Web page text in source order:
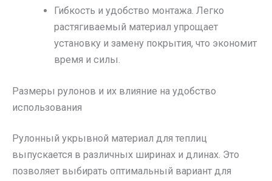
Гибкость и удобство монтажа. Легко
растягиваемый материал упрощает
установку и замену покрытия, что экономит
время и силы.
Размеры рулонов и их влияние на удобство
использования
Рулонный укрывной материал для теплиц
выпускается в различных ширинах и длинах. Это
позволяет выбирать оптимальный вариант для